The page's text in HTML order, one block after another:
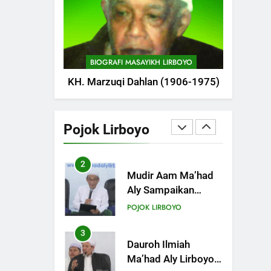
BIOGRAFI MASAYIKH LIRBOYO
KH. Marzuqi Dahlan (1906-1975)
Pojok Lirboyo
Tam-Taman Lirboyo:
MHM dan Ma’had
Aly Gelar Koreksian
Kitab Semester
Ganjil
POJOK LIRBOYO
2
Aly Sampaikan
Pentingnya
Dauroh Ilmiah
POJOK LIRBOYO
3
Dauroh Ilmiah
Ma’had Aly Lirboyo
Bahas Metode
Hadis Dhaif.
POJOK LIRBOYO
4
Dauroh Ilmiah &
Sanadan Kitab Al-